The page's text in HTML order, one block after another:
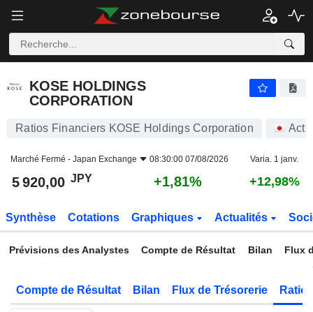
KOSE HOLDINGS
CORPORATION
Ratios Financiers KOSE Holdings Corporation
Marché Fermé - Japan Exchange 08:30:00 07/08/2026 Varia. 1 janv.
5 920,00 JPY +1,81% +12,98%
Synthèse Cotations Graphiques Actualités
Prévisions des Analystes Compte de Résultat Bilan Flux
Compte de Résultat Bilan Flux de Trésorerie